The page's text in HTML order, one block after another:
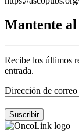
Mantente
Recibe los últimos
entrada.
Dirección de
Suscribir